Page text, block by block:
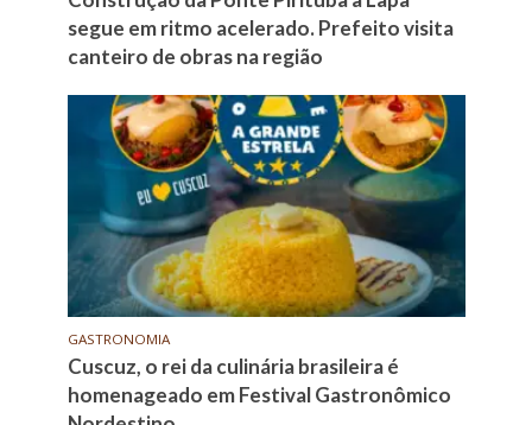
segue em ritmo acelerado. Prefeito visita
canteiro de obras na região
GASTRONOMIA
Cuscuz, o rei da culinária brasileira é
homenageado em Festival Gastronômico